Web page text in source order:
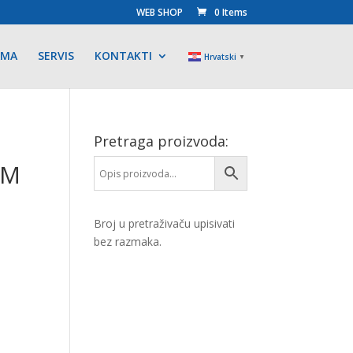
WEB SHOP 0 Items
SERVIS KONTAKTI Hrvatski ▼
Pretraga proizvoda:
Broj u pretraživaču upisivati
bez razmaka.